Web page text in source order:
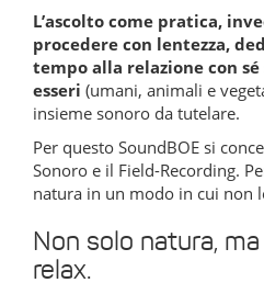
L’ascolto come pratica,
procedere con lentezza,
tempo alla relazione con
esseri (umani, animali e
insieme sonoro da tutelare.
Per questo SoundBOE si
Sonoro e il Field-Recording.
natura in un modo in cui non
Non solo natura,
relax.